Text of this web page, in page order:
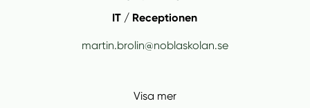
IT / Receptionen
martin.brolin@noblaskolan.se
Visa mer